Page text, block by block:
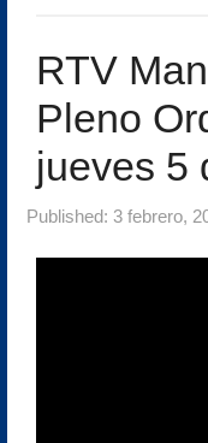
RTV
Pleno
jueves 5
Published: 3 febrero,